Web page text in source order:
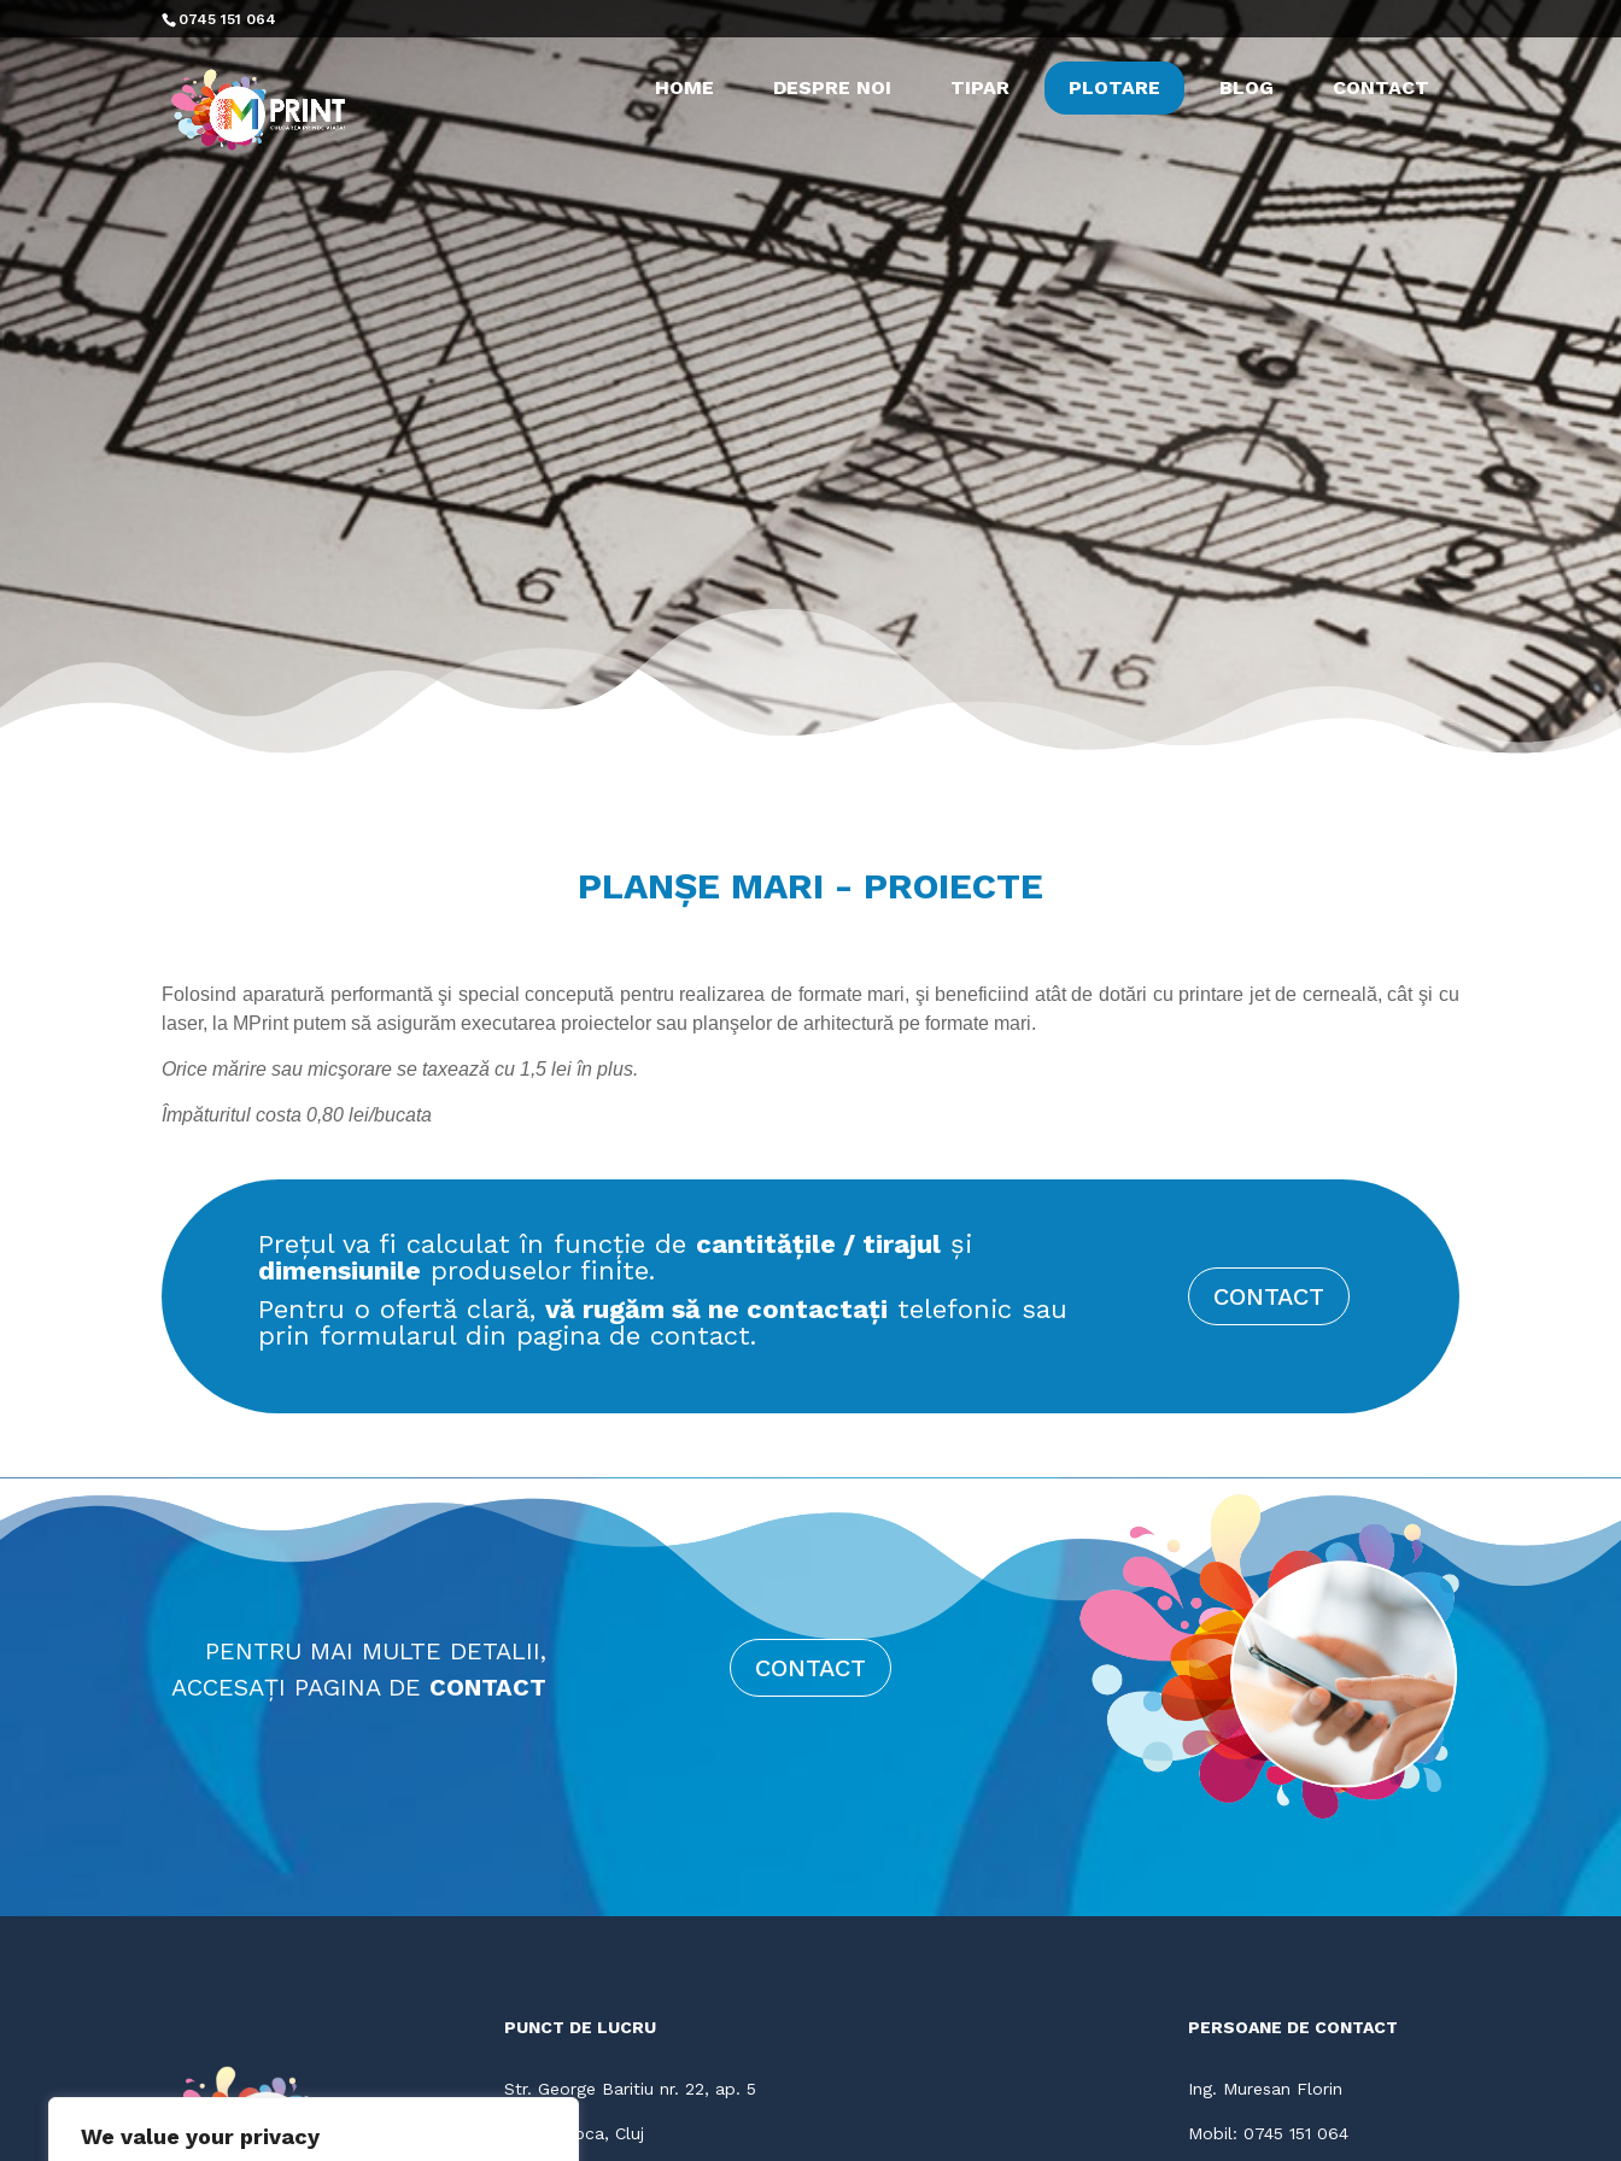
We value your privacy
0745 151 064
HOME DESPRE NOI TIPAR PLOTARE BLOG CONTACT
PLANŞE MARI - PROIECTE
Folosind aparatură performantă şi special concepută pentru realizarea de formate mari, şi beneficiind atât de dotări cu printare jet de cerneală, cât şi cu
laser, la MPrint putem să asigurăm executarea proiectelor sau planşelor de arhitectură pe formate mari.
Orice mărire sau micşorare se taxează cu 1,5 lei în plus.
Împăturitul costa 0,80 lei/bucata
Prețul va fi calculat în funcție de cantitățile / tirajulși
dimensiunile produselor finite.
Pentru o ofertă clară, vă rugăm să ne contactați telefonic sau
prin formularul din pagina de contact.
CONTACT
PENTRU MAI MULTE DETALII,
ACCESAȚI PAGINA DE CONTACT
CONTACT
PUNCT DE LUCRU
Str. George Baritiu nr. 22, ap. 5
Cluj-Napoca, Cluj
PERSOANE DE CONTACT
Ing. Muresan Florin
Mobil: 0745 151 064